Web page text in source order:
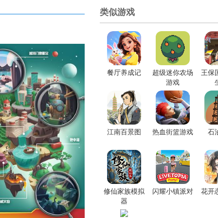
类似游戏
餐厅养成记
超级迷你农场
游戏
王保
江南百景图 热血街篮游戏 石
修仙家族模拟
器
闪耀小镇派对 花开